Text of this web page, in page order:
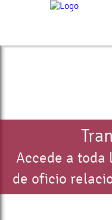
Accede a
de oficio